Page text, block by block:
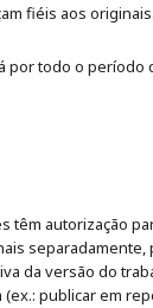
fiéis aos originais.
por todo o período
têm autorização
separadamente,
da versão do
(ex.: publicar em